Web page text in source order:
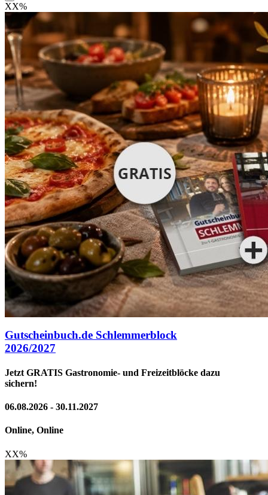
XX%
Gutscheinbuch.de Schlemmerblock
2026/2027
Jetzt GRATIS Gastronomie- und Freizeitblöcke dazu
sichern!
06.08.2026 - 30.11.2027
Online, Online
XX%